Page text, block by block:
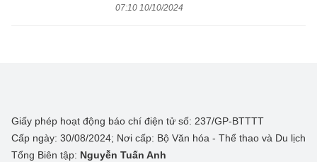
07:10 10/10/2024
Giấy phép hoạt động báo chí điện tử số: 237/GP-BTTTT
Cấp ngày: 30/08/2024; Nơi cấp: Bộ Văn hóa - Thể thao và Du lịch
Tổng Biên tập: Nguyễn Tuấn Anh